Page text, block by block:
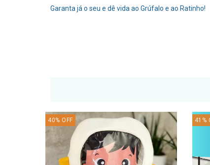
Garanta já o seu e dê vida ao Grúfalo e ao Ratinho!
40% OFF 41 %